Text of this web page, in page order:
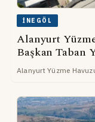
İNEGÖL
Alanyurt
Başkan Taban
Alanyurt Yüzme